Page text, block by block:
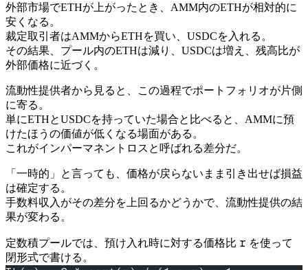
外部市場でETHが上がったとき、AMM内のETHが相対的に
安くなる。
裁定取引者はAMMからETHを買い、USDCを入れる。
その結果、プール内のETHは減り、USDCは増え、残高比が
外部価格に近づく。
流動性提供者から見ると、この過程でポートフォリオが片側
に寄る。
単にETHとUSDCを持っていた場合と比べると、AMMに預
けたほうの価値が低くなる場面がある。
これがインパーマネントロスと呼ばれる差分だ。
「一時的」と言っても、価格が戻らないまま引き出せば損益
は確定する。
手数料収入がその差分を上回るかどうかで、流動性提供の結
果が変わる。
定数積プールでは、預け入れ時に対する価格比 r を使って
閉形式で書ける。